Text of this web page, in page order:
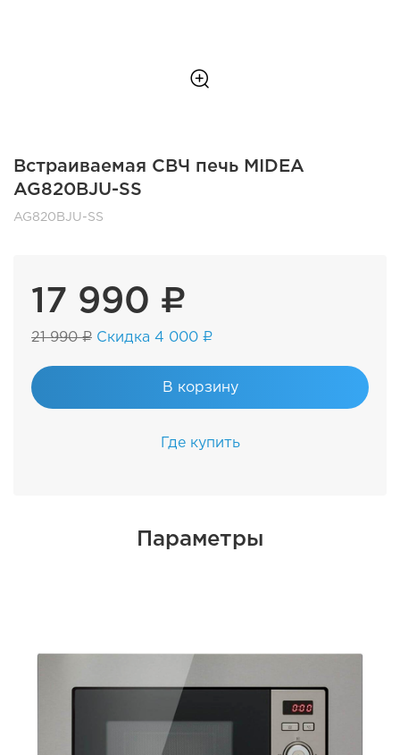
Встраиваемая СВЧ печь MIDEA
AG820BJU-SS
AG820BJU-SS
17 990 ₽
21 990 ₽ Скидка 4 000 ₽
В корзину
Где купить
Параметры